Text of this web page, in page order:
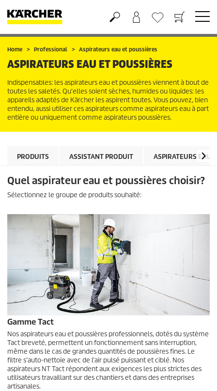
Panier
Liste d'envies
Home Professional Aspirateurs eau et poussières
ASPIRATEURS EAU ET POUSSIÈRES
Indispensables: les aspirateurs eau et poussières viennent à bout de
toutes les saletés. Qu'elles soient sèches, humides ou liquides: les
appareils adaptés de Kärcher les aspirent toutes. Vous pouvez, bien
entendu, aussi utiliser ces aspirateurs comme aspirateurs eau à part
entière ou uniquement comme aspirateurs poussières.
PRODUITS ASSISTANT PRODUIT ASPIRATEURS EAU
Quel aspirateur eau et poussières choisir?
Sélectionnez le groupe de produits souhaité:
Gamme Tact
Nos aspirateurs eau et poussières professionnels, dotés du système
Tact breveté, permettent un fonctionnement sans interruption,
même dans le cas de grandes quantités de poussières fines. Le
filtre s’auto-nettoie avec de l’air pulsé puissant et ciblé. Nos
aspirateurs NT Tact répondent aux exigences les plus strictes des
utilisateurs travaillant sur des chantiers et dans des entreprises
artisanales.